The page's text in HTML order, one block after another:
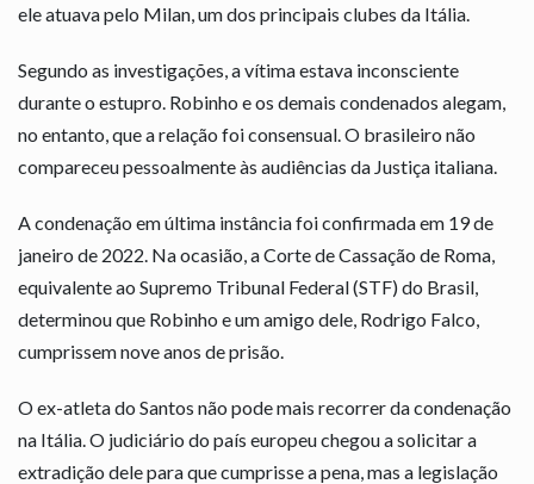
ele atuava pelo Milan, um dos principais clubes da Itália.
Segundo as investigações, a vítima estava inconsciente
durante o estupro. Robinho e os demais condenados alegam,
no entanto, que a relação foi consensual. O brasileiro não
compareceu pessoalmente às audiências da Justiça italiana.
A condenação em última instância foi confirmada em 19 de
janeiro de 2022. Na ocasião, a Corte de Cassação de Roma,
equivalente ao Supremo Tribunal Federal (STF) do Brasil,
determinou que Robinho e um amigo dele, Rodrigo Falco,
cumprissem nove anos de prisão.
O ex-atleta do Santos não pode mais recorrer da condenação
na Itália. O judiciário do país europeu chegou a solicitar a
extradição dele para que cumprisse a pena, mas a legislação